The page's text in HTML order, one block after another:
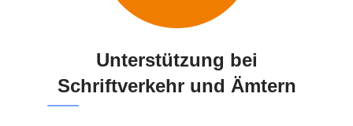
Unterstützung bei
Schriftverkehr und Ämtern